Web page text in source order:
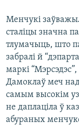
Менчукі
сталіцы значна
тлумачыць, што
забралі й
маркі
Дамоклаў меч над
самым высокім
не даплаціла ў
абураных